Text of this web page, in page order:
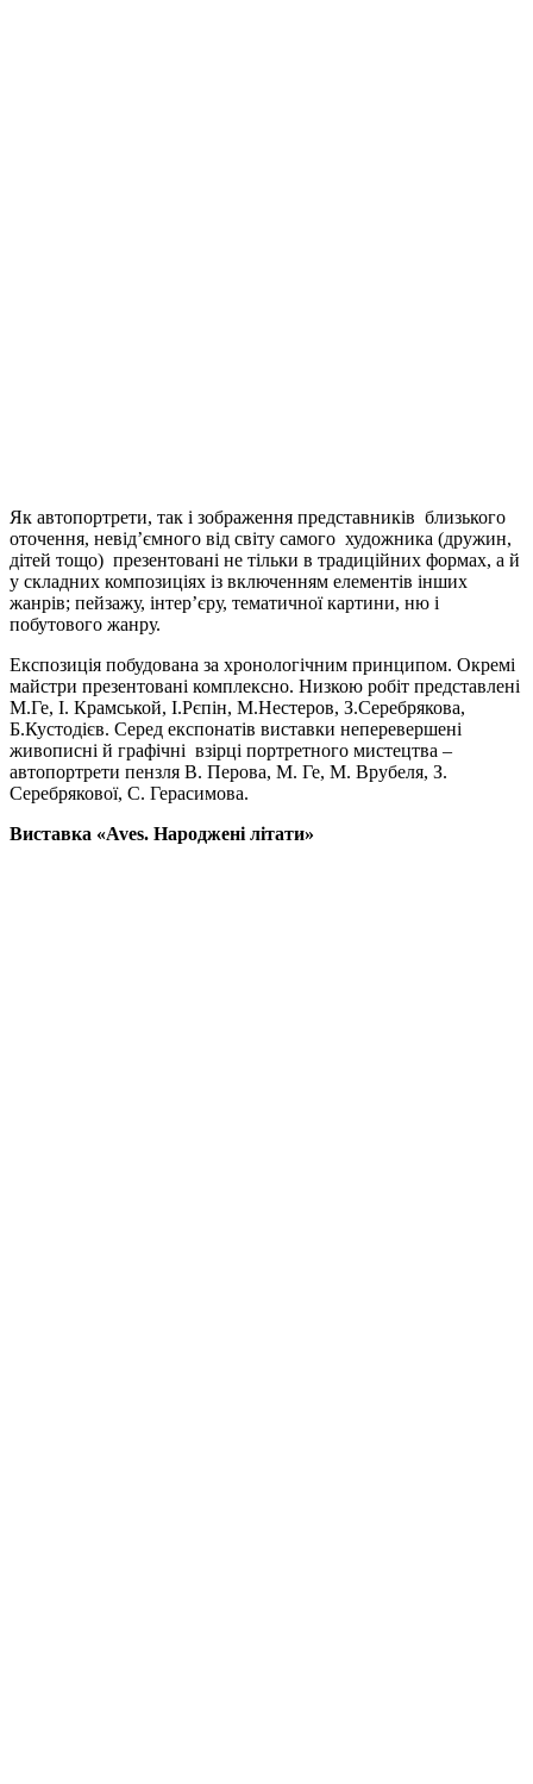
Як автопортрети, так і зображення представників близького
оточення, невід’ємного від світу самого художника (дружин,
дітей тощо) презентовані не тільки в традиційних формах, а й
у складних композиціях із включенням елементів інших
жанрів; пейзажу, інтер’єру, тематичної картини, ню і
побутового жанру.
Експозиція побудована за хронологічним принципом. Окремі
майстри презентовані комплексно. Низкою робіт представлені
М.Ге, І. Крамськой, І.Рєпін, М.Нестеров, З.Серебрякова,
Б.Кустодієв. Серед експонатів виставки неперевершені
живописні й графічні взірці портретного мистецтва –
автопортрети пензля В. Перова, М. Ге, М. Врубеля, З.
Серебрякової, С. Герасимова.
Виставка «Aves. Народжені літати»